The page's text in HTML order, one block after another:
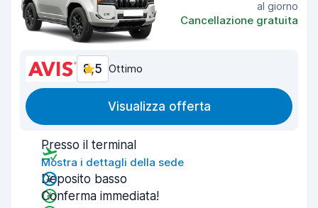
al giorno
Cancellazione gratuita
8,5 Ottimo
Visualizza offerta
Presso il terminal
Mostra i dettagli della sede
Deposito basso
Conferma immediata!